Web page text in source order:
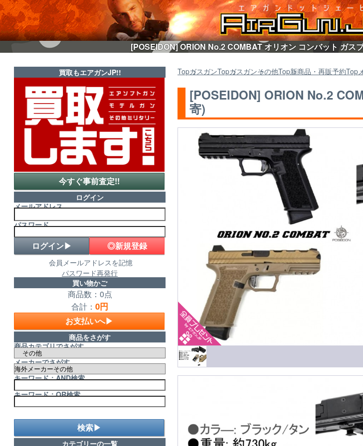
[POSEIDON] ORION No.2 COMBAT オリオン コンバット ガス
TopガスガンTopガスガンその他Top新商品・再販予約Top
[POSEIDON] ORION No.2
寄)
買取もエアガンJP!!
今すぐ事前査定!!
ログイン
メールアドレス
パスワード
◎新規登録
会員メールアドレスを記憶
パスワード再発行
買い物かご
商品数：0点
合計： 0円
お支払いへ▶
商品をさがす
商品カテゴリでさがす
メーカーでさがす
キーワード：AND検索
キーワード：OR検索
検索▶
カテゴリーの一覧